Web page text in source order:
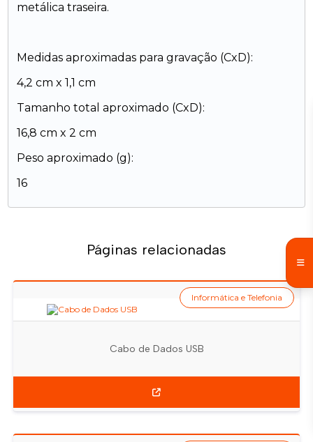
metálica traseira.
Medidas aproximadas para gravação (CxD):
4,2 cm x 1,1 cm
Tamanho total aproximado (CxD):
16,8 cm x 2 cm
Peso aproximado (g):
16
Páginas relacionadas
Cabo de Dados USB
Informática e Telefonia